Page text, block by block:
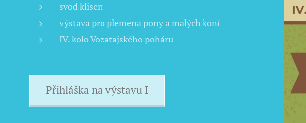
svod klisen
výstava pro plemena pony a malých koní
IV. kolo Vozatajského poháru
Přihláška na výstavu I